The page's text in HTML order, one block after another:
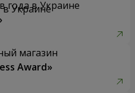
года в Украине
магазин
Award»